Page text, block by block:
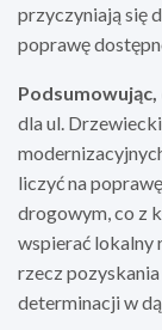
przyczyniają się
poprawę
dla ul.
liczyć na
drogowym, co z
wspierać lokalny
rzecz
determinacji w